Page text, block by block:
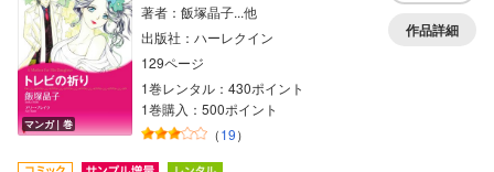
マンガ｜巻
著者：飯塚晶子...他
出版社：ハーレクイン
129ページ
1巻レンタル：430ポイント
1巻購入：500ポイント
（19）
作品詳細